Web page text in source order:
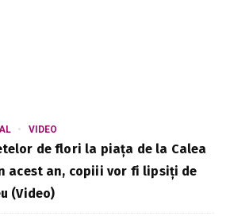
VIDEO
de flori la piața de la Calea
acest an, copiii vor fi lipsiți de
(Video)